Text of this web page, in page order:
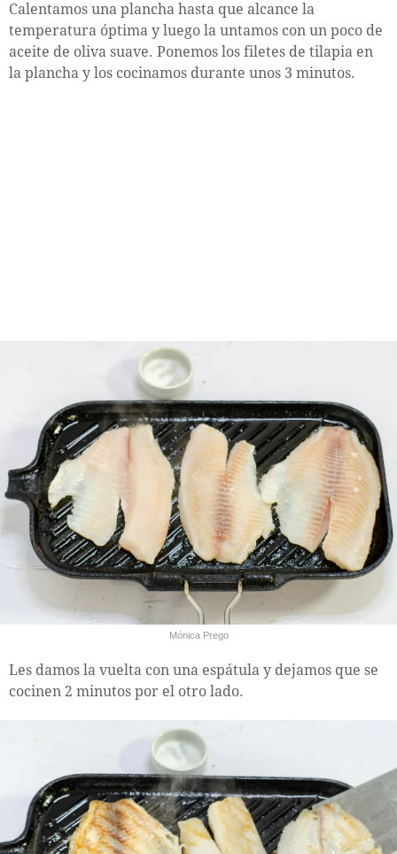
Calentamos una plancha hasta que alcance la
temperatura óptima y luego la untamos con un poco de
aceite de oliva suave. Ponemos los filetes de tilapia en
la plancha y los cocinamos durante unos 3 minutos.
Mónica Prego
Les damos la vuelta con una espátula y dejamos que se
cocinen 2 minutos por el otro lado.